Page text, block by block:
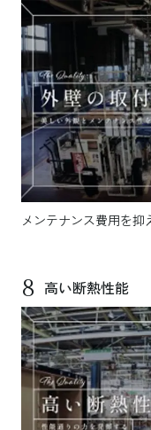
メンテナンス費用を抑
8 高い断熱性能